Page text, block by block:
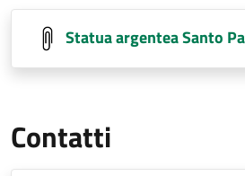
Statua argentea Santo
Contatti